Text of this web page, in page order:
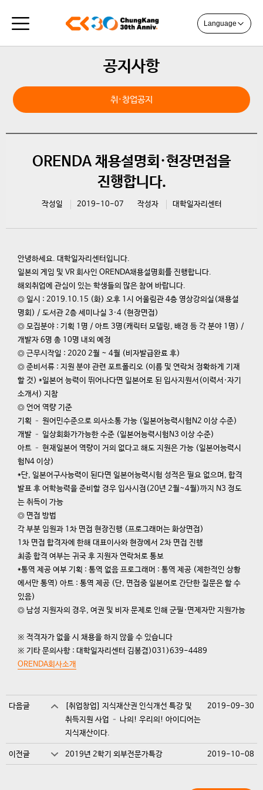
Language
공지사항
취·창업공지
ORENDA 채용설명회·현장면접을
진행합니다.
작성일 2019-10-07 작성자 대학일자리센터
안녕하세요. 대학일자리센터입니다.
일본의 게임 및 VR 회사인 ORENDA채용설명회를 진행합니다.
해외취업에 관심이 있는 학생들의 많은 참여 바랍니다.
◎ 일시 : 2019.10.15 (화) 오후 1시 어울림관 4층 영상강의실(채용설
명회) / 도서관 2층 세미나실 3·4 (현장면접)
◎ 모집분야 : 기획 1명 / 아트 3명(캐릭터 모델링, 배경 등 각 분야 1명) /
개발자 6명 총 10명 내외 예정
◎ 근무시작일 : 2020 2월 ~ 4월 (비자발급완료 후)
◎ 준비서류 : 지원 분야 관련 포트폴리오 (이름 및 연락처 정확하게 기재
할 것) *일본어 능력이 뛰어나다면 일본어로 된 입사지원서(이력서·자기
소개서) 지참
◎ 언어 역량 기준
기획 – 원어민수준으로 의사소통 가능 (일본어능력시험N2 이상 수준)
개발 – 일상회화가가능한 수준 (일본어능력시험N3 이상 수준)
아트 – 현재일본어 역량이 거의 없다고 해도 지원은 가능 (일본어능력시
험N4 이상)
*단, 일본어구사능력이 된다면 일본어능력시험 성적은 필요 없으며, 합격
발표 후 어학능력을 준비할 경우 입사시점(20년 2월~4월)까지 N3 정도
는 취득이 가능
◎ 면접 방법
각 부분 임원과 1차 면접 현장진행 (프로그래머는 화상면접)
1차 면접 합격자에 한해 대표이사와 현장에서 2차 면접 진행
최종 합격 여부는 귀국 후 지원자 연락처로 통보
*통역 제공 여부 기획 : 통역 없음 프로그래머 : 통역 제공 (제한적인 상황
에서만 통역) 아트 : 통역 제공 (단, 면접중 일본어로 간단한 질문은 할 수
있음)
◎ 남성 지원자의 경우, 여권 및 비자 문제로 인해 군필·면제자만 지원가능
※ 적격자가 없을 시 채용을 하지 않을 수 있습니다
※ 기타 문의사항 : 대학일자리센터 김봉겸)031)639-4489
ORENDA회사소개
다음글
[취업창업] 지식재산권 인식개선 특강 및
취득지원 사업 – 나의! 우리의! 아이디어는
지식재산이다.
2019-09-30
이전글 2019년 2학기 외부전문가특강 2019-10-08